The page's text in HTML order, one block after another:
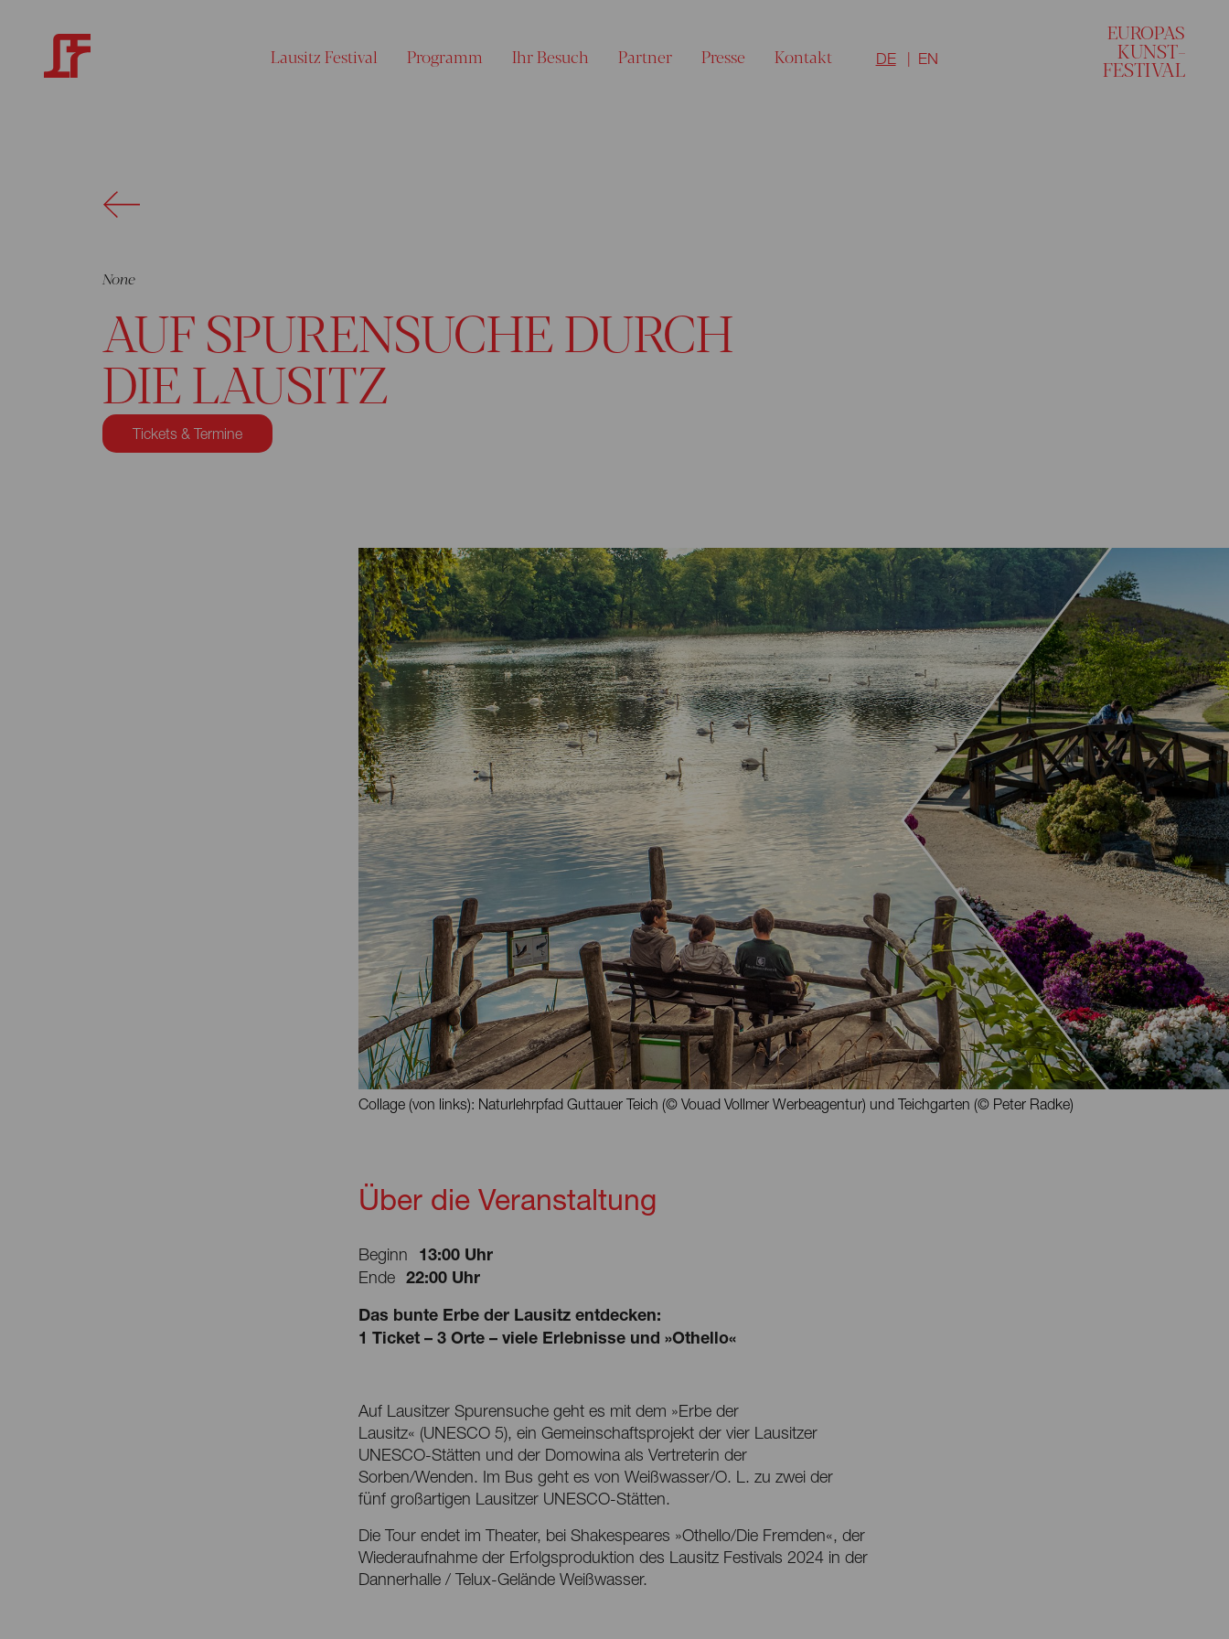
Lausitz Festival Programm Ihr Besuch Partner Presse Kontakt DE EN
EUROPAS
KUNST–
FESTIVAL
None
AUF SPURENSUCHE DURCH
DIE LAUSITZ
Tickets & Termine
Collage (von links): Naturlehrpfad Guttauer Teich (© Vouad Vollmer Werbeagentur) und Teichgarten (© Peter Radke)
Über die Veranstaltung
Beginn 13:00 Uhr
Ende 22:00 Uhr
Das bunte Erbe der Lausitz entdecken:
1 Ticket – 3 Orte – viele Erlebnisse und »Othello«
Auf Lausitzer Spurensuche geht es mit dem »Erbe der
Lausitz« (UNESCO 5), ein Gemeinschaftsprojekt der vier Lausitzer
UNESCO-Stätten und der Domowina als Vertreterin der
Sorben/Wenden. Im Bus geht es von Weißwasser/O. L. zu zwei der
fünf großartigen Lausitzer UNESCO-Stätten.
Die Tour endet im Theater, bei Shakespeares »Othello/Die Fremden«, der
Wiederaufnahme der Erfolgsproduktion des Lausitz Festivals 2024 in der
Dannerhalle / Telux-Gelände Weißwasser.